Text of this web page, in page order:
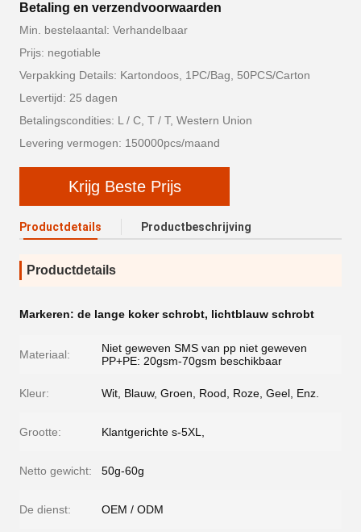
Betaling en verzendvoorwaarden
Min. bestelaantal: Verhandelbaar
Prijs: negotiable
Verpakking Details: Kartondoos, 1PC/Bag, 50PCS/Carton
Levertijd: 25 dagen
Betalingscondities: L / C, T / T, Western Union
Levering vermogen: 150000pcs/maand
Krijg Beste Prijs
Productdetails Productbeschrijving
Productdetails
Markeren: de lange koker schrobt, lichtblauw schrobt
Materiaal:
Niet geweven SMS van pp niet geweven
PP+PE: 20gsm-70gsm beschikbaar
Kleur: Wit, Blauw, Groen, Rood, Roze, Geel, Enz.
Grootte: Klantgerichte s-5XL,
Netto gewicht: 50g-60g
De dienst: OEM / ODM